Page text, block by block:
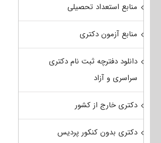
منابع استعداد تحصیلی
منابع آزمون دکتری
دانلود دفترچه ثبت نام دکتری
سراسری و آزاد
دکتری خارج از کشور
دکتری بدون کنکور پردیس